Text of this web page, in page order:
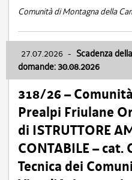
Comunità di Montagna della
27.07.2026 - Scadenza
domande: 30.08.2026
318/26 –
Prealpi Friulane
di ISTRUTTORE
CONTABILE – cat.
Tecnica dei